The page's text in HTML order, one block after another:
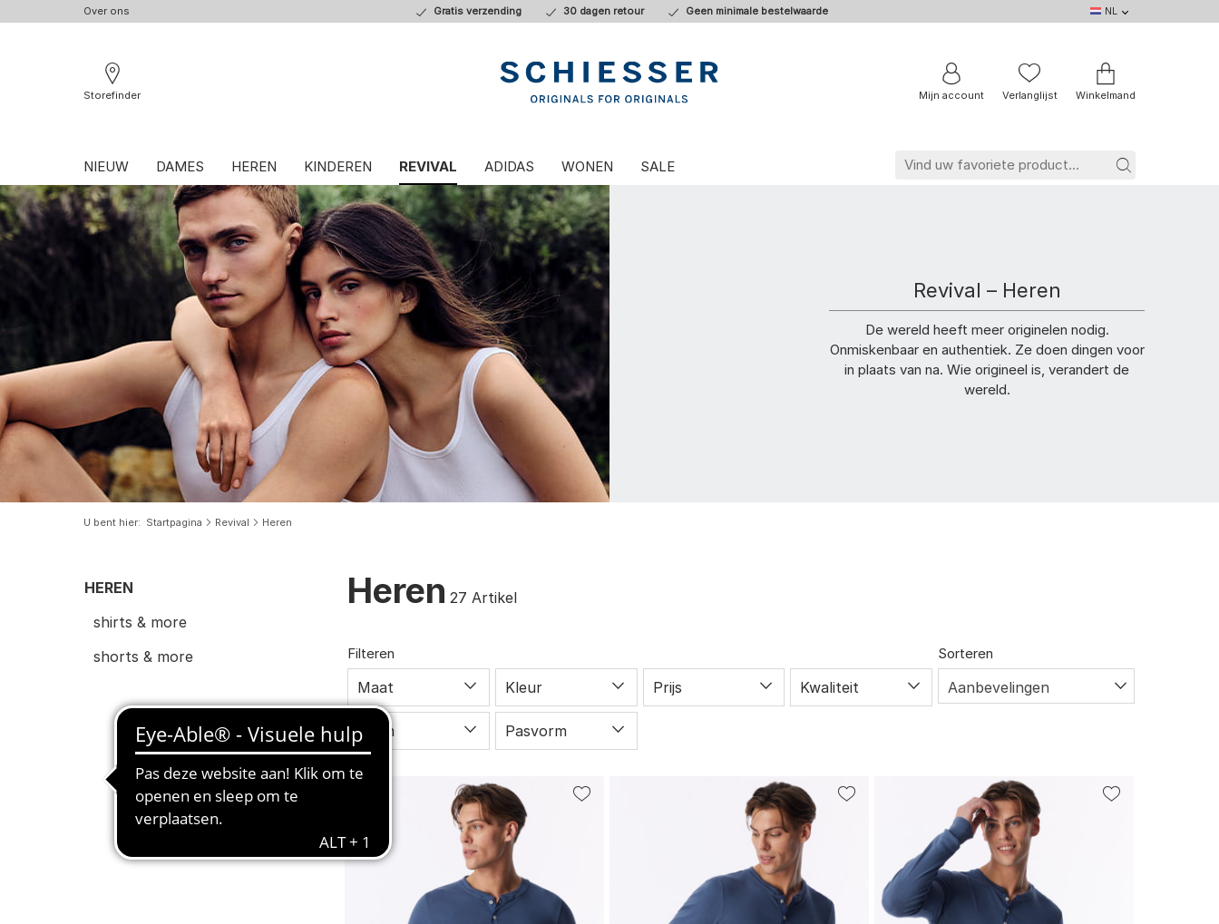
Over ons Gratis verzending 30 dagen retour Geen minimale bestelwaarde
NL
DE
NL
BE
FR
Storefinder
Mijn account Verlanglijst Winkelmand
NIEUW DAMES HEREN KINDEREN REVIVAL ADIDAS WONEN SALE
Revival – Heren
De wereld heeft meer originelen nodig.
Onmiskenbaar en authentiek. Ze doen dingen voor
in plaats van na. Wie origineel is, verandert de
wereld.
U bent hier Startpagina Revival Heren
HEREN
shirts & more
shorts & more
Heren 27 Artikel
Filteren
Maat Kleur Prijs Kwaliteit
Vorm Pasvorm
Sorteren
Aanbevelingen